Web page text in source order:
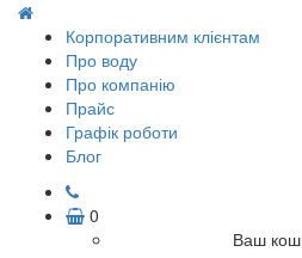
Корпоративним клієнтам
Про воду
Про компанію
Прайс
Графік роботи
Блог
0
Ваш